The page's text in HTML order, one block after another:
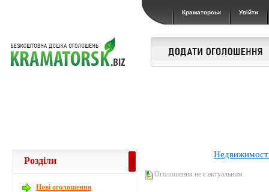
Краматорськ Увійти
Оголошення не є актуальним
Розділи
Новi оголошення